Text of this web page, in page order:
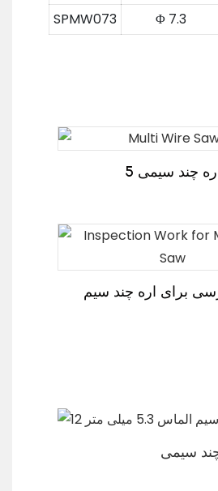
SPMW073
Φ 7.3
چند سیمی 5
برای اره چند سیم
سیمی